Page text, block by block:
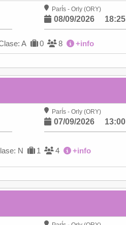
ParÍs - Orly (ORY)
08/09/2026 18:25
A 0 8 +info
ParÍs - Orly (ORY)
07/09/2026 13:00
N 1 4 +info